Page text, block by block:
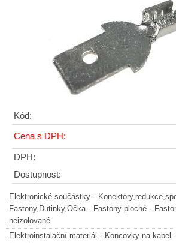
Kód:
Cena s DPH:
DPH:
Dostupnost:
Elektronické součástky -
Fastony,Dutinky,Očka- Fastony ploché -
neizolované
Elektroinstalační materiál - Koncovky na kabel -